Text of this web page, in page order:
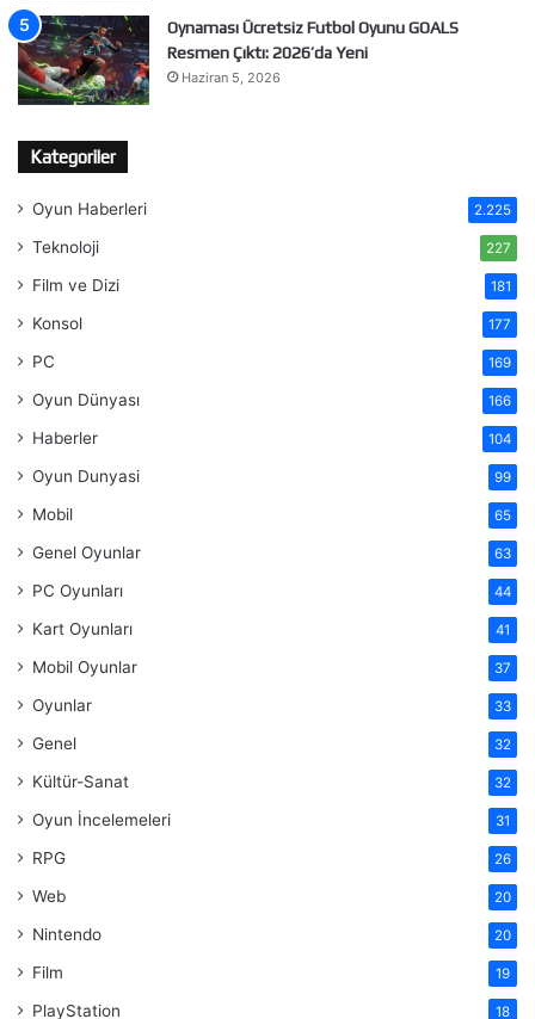
Oynaması Ücretsiz Futbol Oyunu GOALS
Resmen Çıktı: 2026’da Yeni
Haziran 5, 2026
Kategoriler
Oyun Haberleri 2.225
Teknoloji 227
Film ve Dizi 181
Konsol 177
PC 169
Oyun Dünyası 166
Haberler 104
Oyun Dunyasi 99
Mobil 65
Genel Oyunlar 63
PC Oyunları 44
Kart Oyunları 41
Mobil Oyunlar 37
Oyunlar 33
Genel 32
Kültür-Sanat 32
Oyun İncelemeleri 31
RPG 26
Web 20
Nintendo 20
Film 19
PlayStation 18